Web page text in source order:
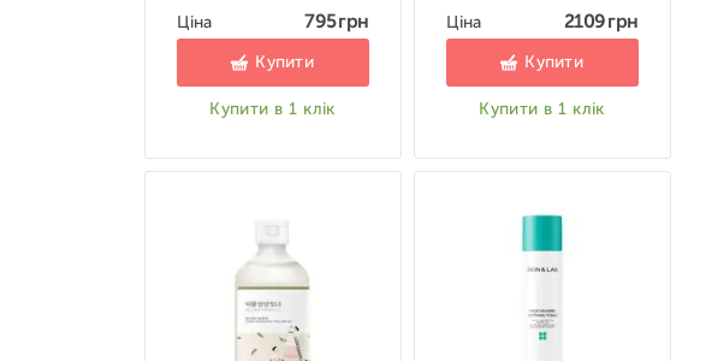
Ціна 795 грн
Купити
Купити в 1 клік
Ціна 2109 грн
Купити
Купити в 1 клік